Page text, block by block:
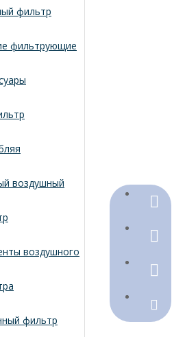
фильтр
фильтрующие
воздушный
воздушного
фильтр
+86-